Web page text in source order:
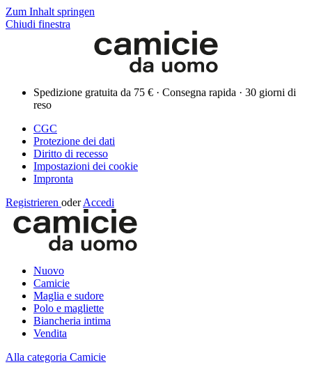
Zum Inhalt springen
Chiudi finestra
Spedizione gratuita da 75 € · Consegna rapida · 30 giorni di
reso
CGC
Protezione dei dati
Diritto di recesso
Impostazioni dei cookie
Impronta
Registrieren oder Accedi
Nuovo
Camicie
Maglia e sudore
Polo e magliette
Biancheria intima
Vendita
Alla categoria Camicie